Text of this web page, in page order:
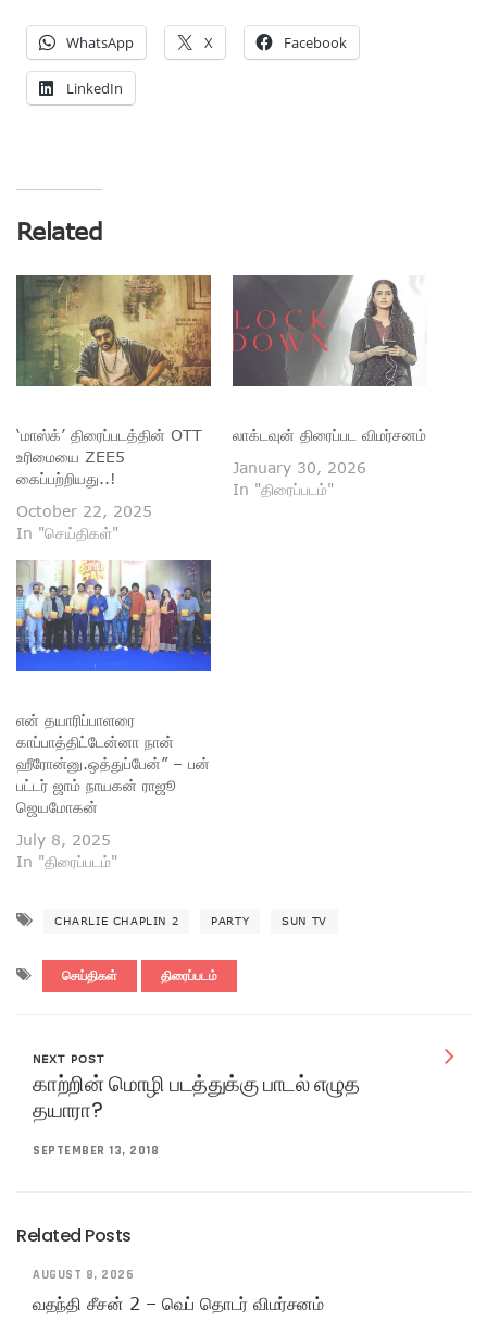
WhatsApp X Facebook
LinkedIn
Related
‘மாஸ்க்’ திரைப்படத்தின் OTT
உரிமையை ZEE5
கைப்பற்றியது..!
October 22, 2025
In "செய்திகள்"
லாக்டவுன் திரைப்பட விமர்சனம்
January 30, 2026
In "திரைப்படம்"
என் தயாரிப்பாளரை
காப்பாத்திட்டேன்னா நான்
ஹீரோன்னு.ஒத்துப்பேன்” – பன்
பட்டர் ஜாம் நாயகன் ராஜூ
ஜெயமோகன்
July 8, 2025
In "திரைப்படம்"
CHARLIE CHAPLIN 2 PARTY SUN TV
செய்திகள் திரைப்படம்
NEXT POST
காற்றின் மொழி படத்துக்கு பாடல் எழுத
தயாரா?
SEPTEMBER 13, 2018
Related Posts
AUGUST 8, 2026
வதந்தி சீசன் 2 – வெப் தொடர் விமர்சனம்